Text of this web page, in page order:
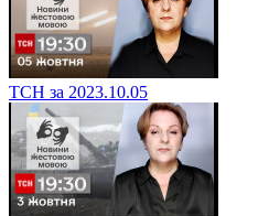
ТСН за 2023.10.05